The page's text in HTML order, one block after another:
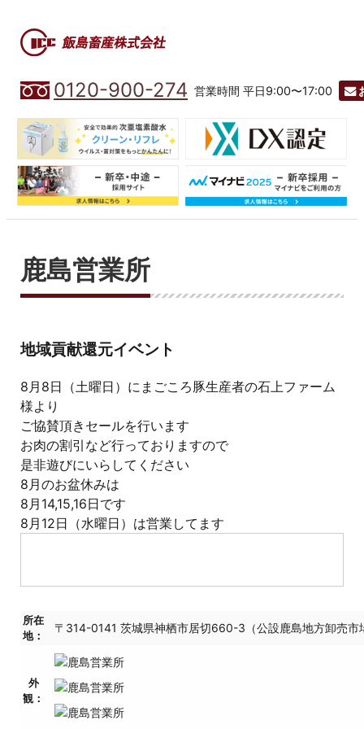
0120-900-274 営業時間 平日9:00〜17:00
鹿島営業所
地域貢献還元イベント
8月8日（土曜日）にまごころ豚生産者の石上ファーム
様より
ご協賛頂きセールを行います
お肉の割引など行っておりますので
是非遊びにいらしてください
8月のお盆休みは
8月14,15,16日です
8月12日（水曜日）は営業してます
所在
地：
〒314-0141 茨城県神栖市居切660-3（公設鹿島地方卸売市
外
観：